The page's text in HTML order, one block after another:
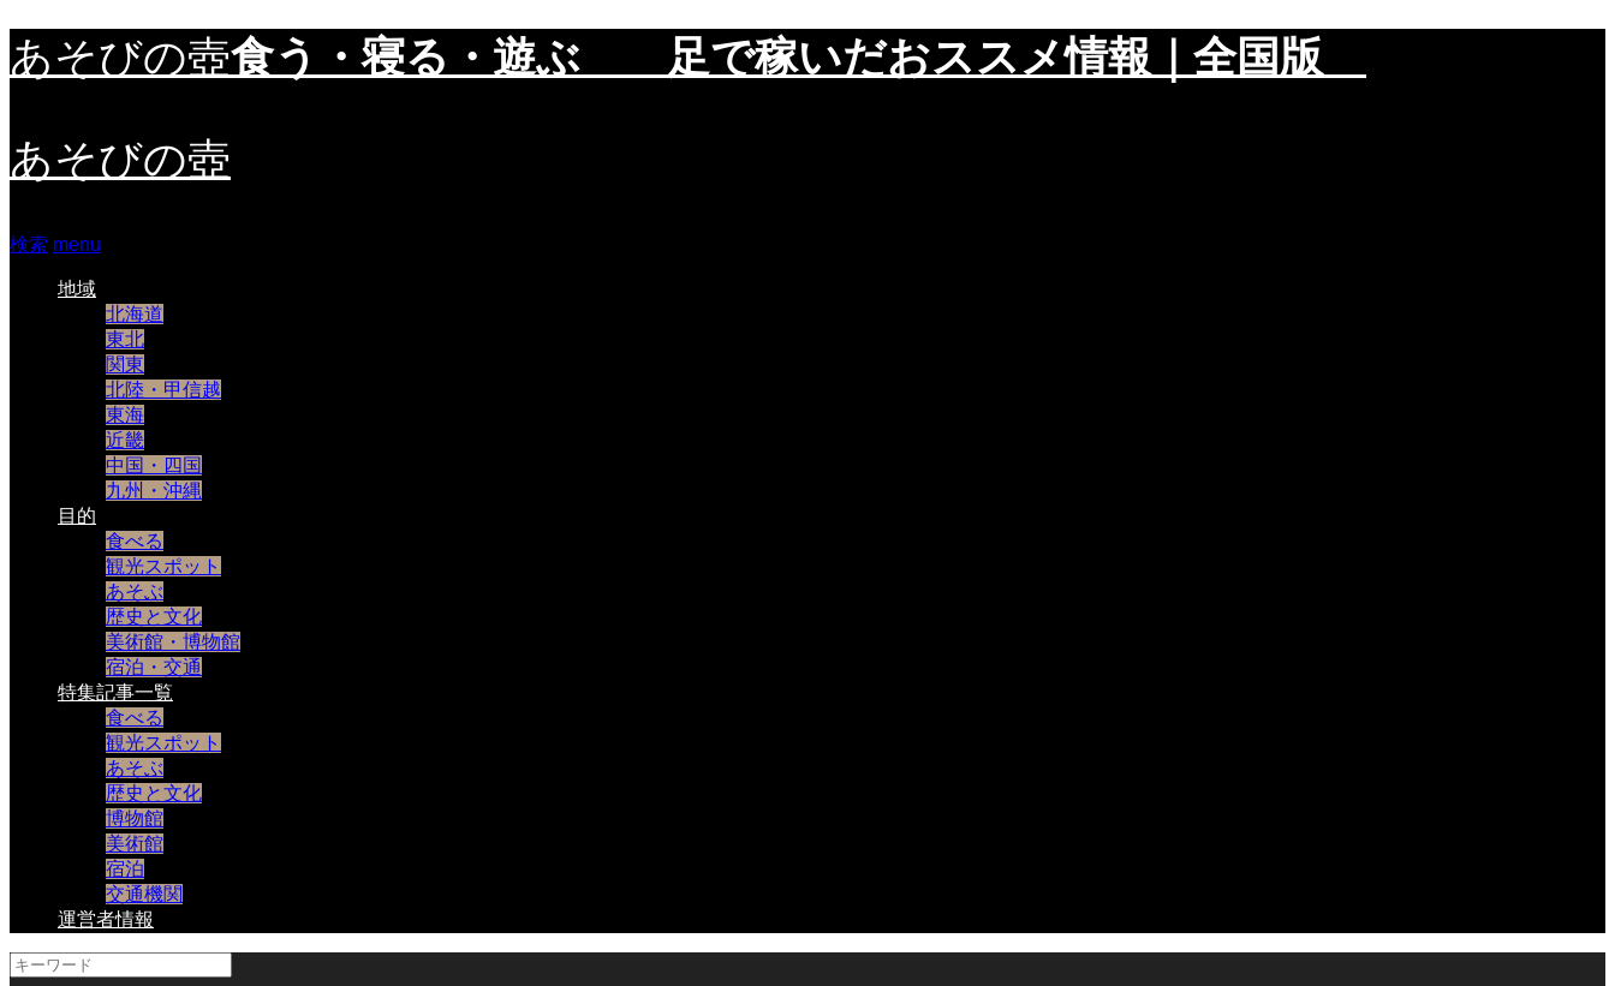
あそびの壺食う・寝る・遊ぶ 足で稼いだおススメ情報｜全国版
あそびの壺
検索 menu
地域
北海道
東北
関東
北陸・甲信越
東海
近畿
中国・四国
九州・沖縄
目的
食べる
観光スポット
あそぶ
歴史と文化
美術館・博物館
宿泊・交通
特集記事一覧
食べる
観光スポット
あそぶ
歴史と文化
博物館
美術館
宿泊
交通機関
運営者情報